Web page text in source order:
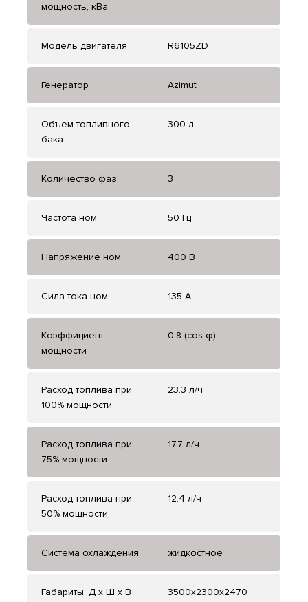
мощность, кВа
Модель двигателя R6105ZD
Генератор Azimut
Объем топливного
бака
300 л
Количество фаз 3
Частота ном. 50 Гц
Напряжение ном. 400 В
Сила тока ном. 135 А
Коэффициент
мощности
0.8 (cos φ)
Расход топлива при
100% мощности
23.3 л/ч
Расход топлива при
75% мощности
17.7 л/ч
Расход топлива при
50% мощности
12.4 л/ч
Система охлаждения жидкостное
Габариты, Д x Ш x В 3500x2300x2470